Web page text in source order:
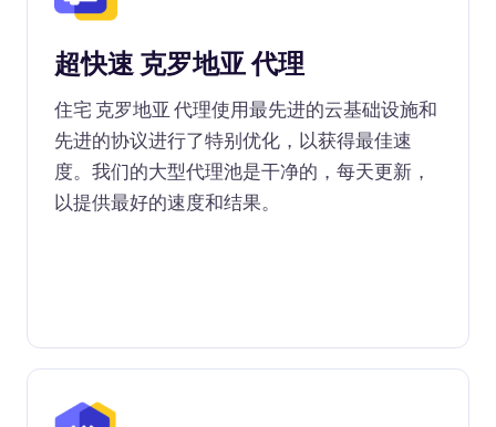
超快速 克罗地亚 代理
住宅 克罗地亚 代理使用最先进的云基础设施和
先进的协议进行了特别优化，以获得最佳速
度。我们的大型代理池是干净的，每天更新，
以提供最好的速度和结果。